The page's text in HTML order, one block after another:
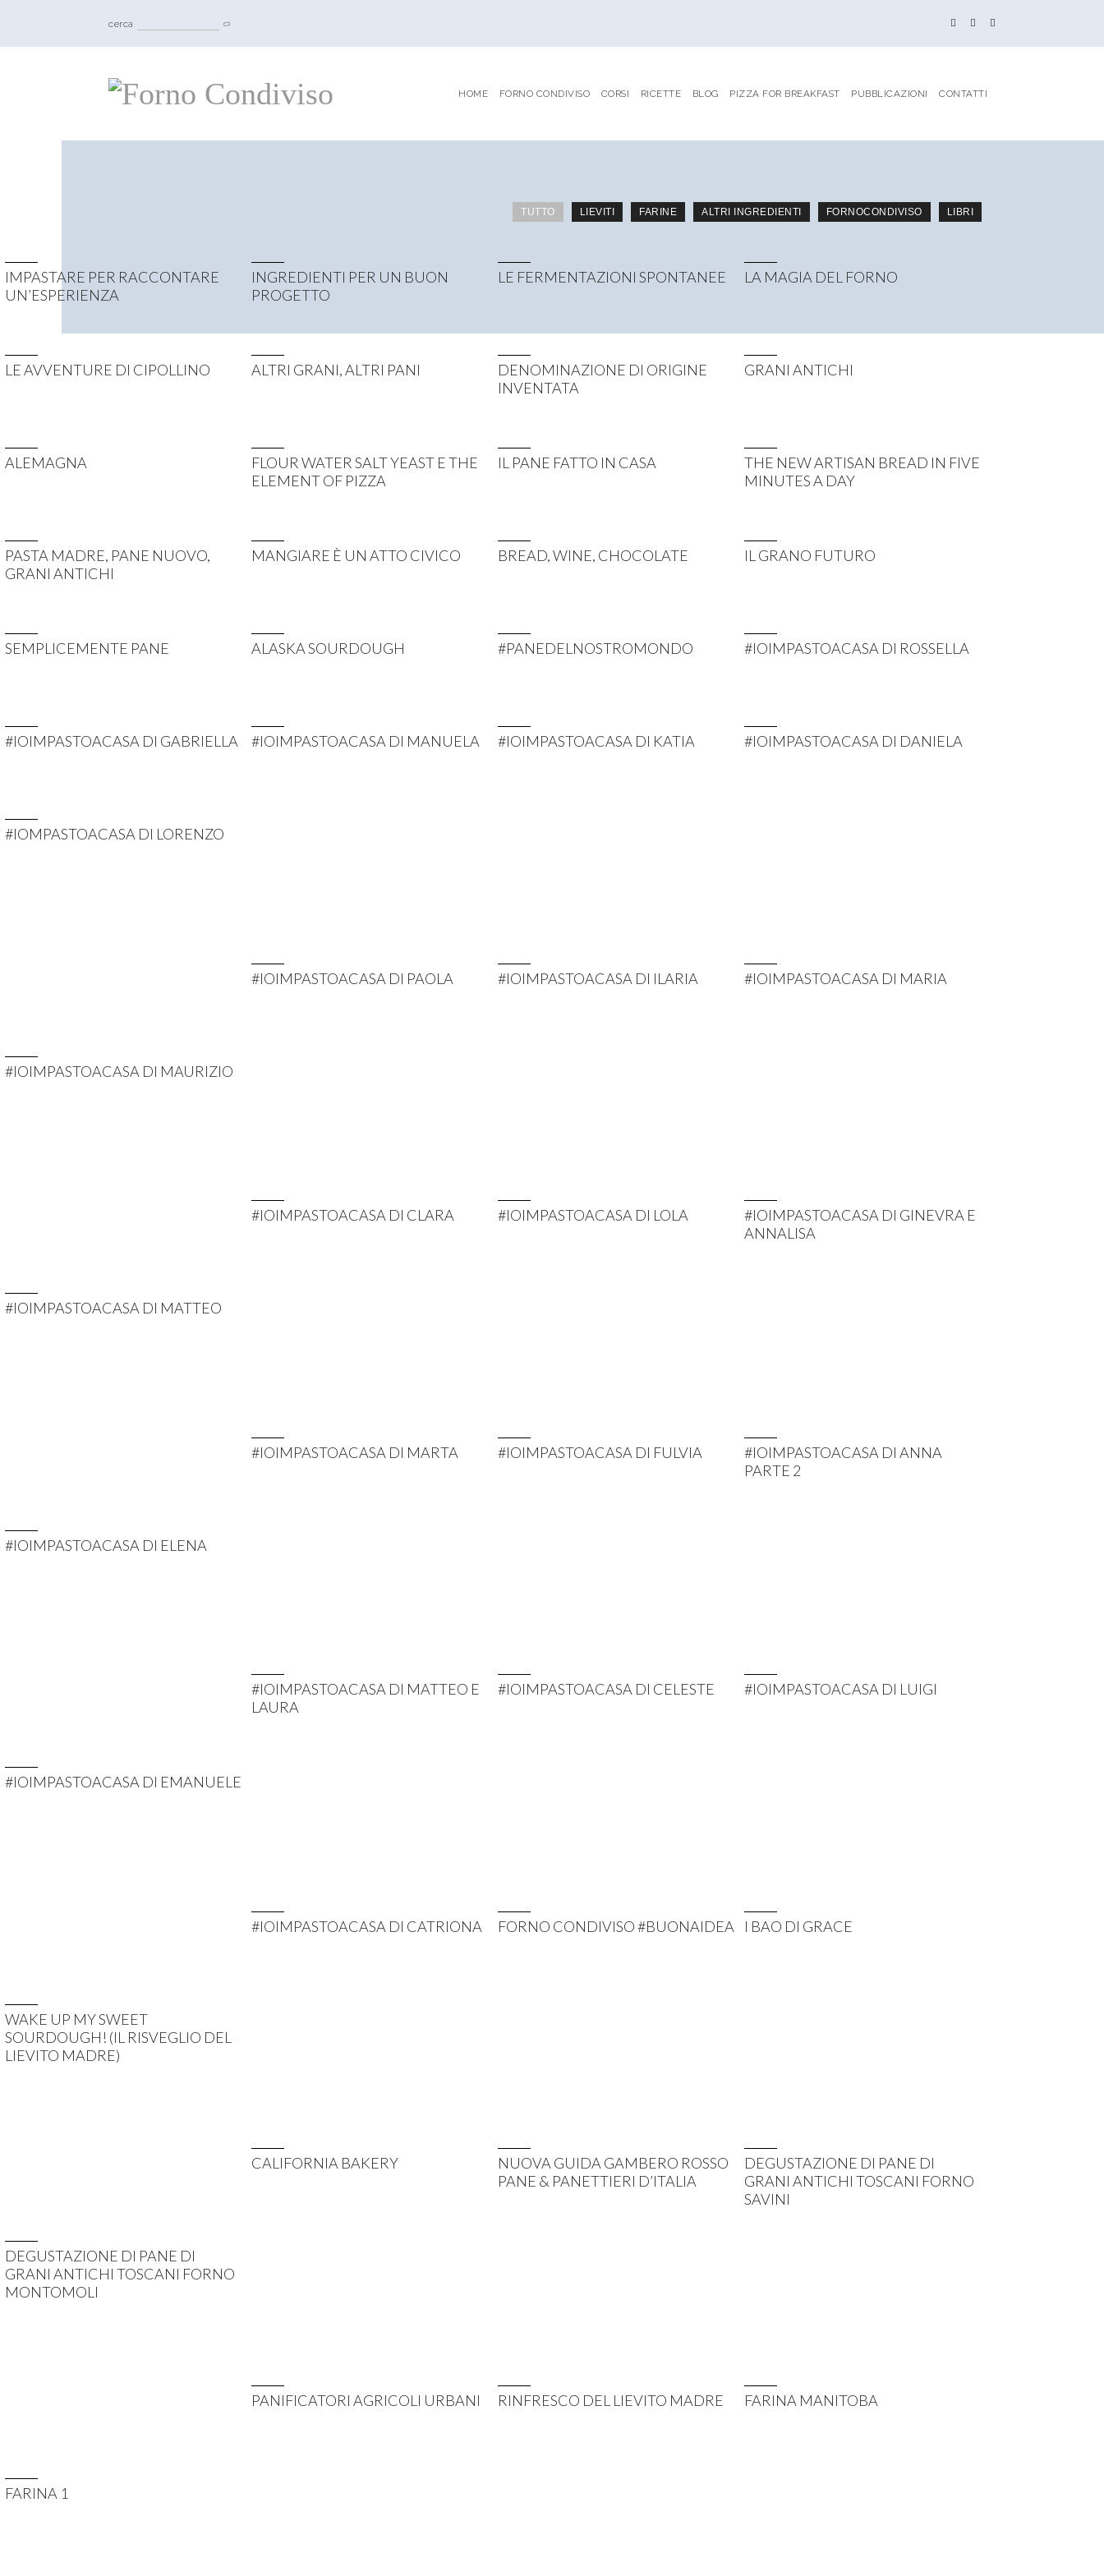
cerca
HOME FORNO CONDIVISO CORSI RICETTE BLOG PIZZA FOR BREAKFAST PUBBLICAZIONI CONTATTI
TUTTO LIEVITI FARINE ALTRI INGREDIENTI FORNOCONDIVISO LIBRI
IMPASTARE PER RACCONTARE
UN’ESPERIENZA
INGREDIENTI PER UN BUON
PROGETTO
LE FERMENTAZIONI SPONTANEE LA MAGIA DEL FORNO
LE AVVENTURE DI CIPOLLINO ALTRI GRANI, ALTRI PANI
DENOMINAZIONE DI ORIGINE
INVENTATA
GRANI ANTICHI
ALEMAGNA
FLOUR WATER SALT YEAST E THE
ELEMENT OF PIZZA
IL PANE FATTO IN CASA
THE NEW ARTISAN BREAD IN FIVE
MINUTES A DAY
PASTA MADRE, PANE NUOVO,
GRANI ANTICHI
MANGIARE È UN ATTO CIVICO BREAD, WINE, CHOCOLATE IL GRANO FUTURO
SEMPLICEMENTE PANE ALASKA SOURDOUGH #PANEDELNOSTROMONDO #IOIMPASTOACASA DI ROSSELLA
#IOIMPASTOACASA DI GABRIELLA #IOIMPASTOACASA DI MANUELA #IOIMPASTOACASA DI KATIA #IOIMPASTOACASA DI DANIELA
#IOMPASTOACASA DI LORENZO
#IOIMPASTOACASA DI PAOLA #IOIMPASTOACASA DI ILARIA #IOIMPASTOACASA DI MARIA
#IOIMPASTOACASA DI MAURIZIO
#IOIMPASTOACASA DI CLARA #IOIMPASTOACASA DI LOLA
#IOIMPASTOACASA DI GINEVRA E
ANNALISA
#IOIMPASTOACASA DI MATTEO
#IOIMPASTOACASA DI MARTA #IOIMPASTOACASA DI FULVIA
#IOIMPASTOACASA DI ANNA
PARTE 2
#IOIMPASTOACASA DI ELENA
#IOIMPASTOACASA DI MATTEO E
LAURA
#IOIMPASTOACASA DI CELESTE #IOIMPASTOACASA DI LUIGI
#IOIMPASTOACASA DI EMANUELE
#IOIMPASTOACASA DI CATRIONA FORNO CONDIVISO #BUONAIDEA I BAO DI GRACE
WAKE UP MY SWEET
SOURDOUGH! (IL RISVEGLIO DEL
LIEVITO MADRE)
CALIFORNIA BAKERY
NUOVA GUIDA GAMBERO ROSSO
PANE & PANETTIERI D’ITALIA
DEGUSTAZIONE DI PANE DI
GRANI ANTICHI TOSCANI FORNO
SAVINI
DEGUSTAZIONE DI PANE DI
GRANI ANTICHI TOSCANI FORNO
MONTOMOLI
PANIFICATORI AGRICOLI URBANI RINFRESCO DEL LIEVITO MADRE FARINA MANITOBA
FARINA 1